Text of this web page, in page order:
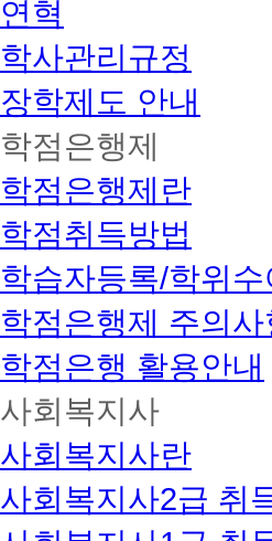
연혁
학사관리규정
장학제도 안내
학점은행제
학점은행제란
학점취득방법
학습자등록/학위수
학점은행제 주의사
학점은행 활용안내
사회복지사
사회복지사란
사회복지사2급 취